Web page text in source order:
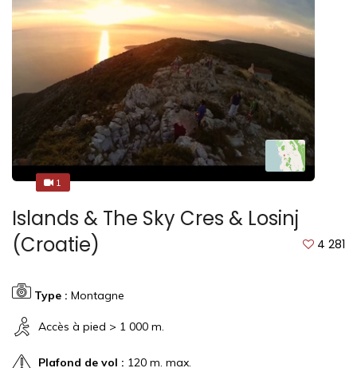
11
Islands & The Sky Cres & Losinj
(Croatie)
4 281
Type : Montagne
Accès à pied > 1 000 m.
Plafond de vol : 120 m. max.